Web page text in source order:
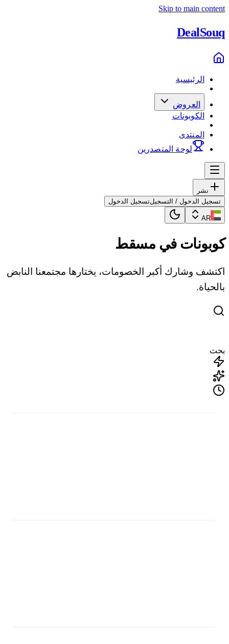
Skip to main content
DealSouq
الرئيسية
العروض
الكوبونات
المنتدى
لوحة المتصدرين
نشر
تسجيل الدخول / التسجيلتسجيل الدخول
AR
كوبونات في مسقط
اكتشف وشارك أكبر الخصومات، يختارها مجتمعنا النابض
بالحياة.
بحث